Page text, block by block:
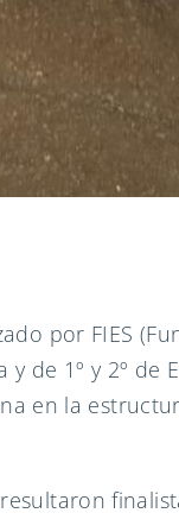
por FIES
de 1º y 2º
en la